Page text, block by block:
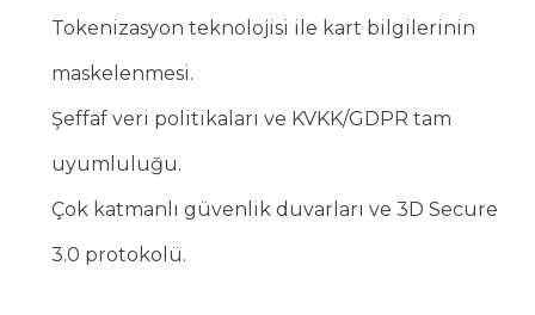
Tokenizasyon teknolojisi ile kart bilgilerinin
maskelenmesi.
Şeffaf veri politikaları ve KVKK/GDPR tam
uyumluluğu.
Çok katmanlı güvenlik duvarları ve 3D Secure
3.0 protokolü.